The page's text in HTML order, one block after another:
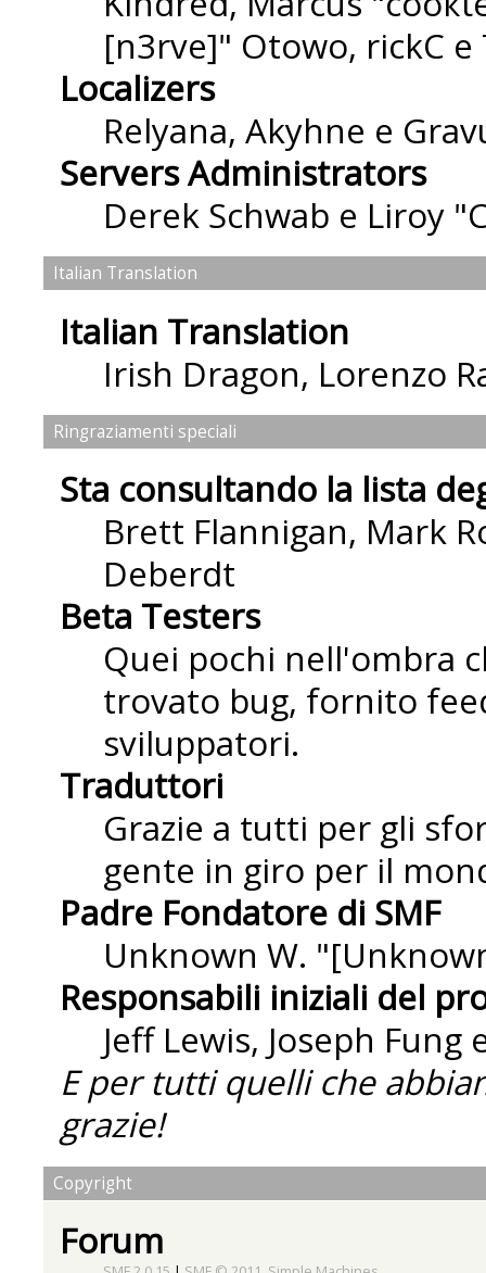
[n3rve]" Otowo, rickC e
Localizers
Relyana, Akyhne e
Servers Administrators
Derek Schwab e Liroy
Italian Translation
Italian Translation
Irish Dragon, Lorenzo
Ringraziamenti speciali
Sta consultando la lista
Brett Flannigan, Mark
Deberdt
Beta Testers
Quei pochi nell'ombra
trovato bug, fornito
sviluppatori.
Traduttori
Grazie a tutti per gli
gente in giro per il
Padre Fondatore di SMF
Unknown W.
Responsabili iniziali del
Jeff Lewis, Joseph
E per tutti quelli che
grazie!
Copyright
Forum